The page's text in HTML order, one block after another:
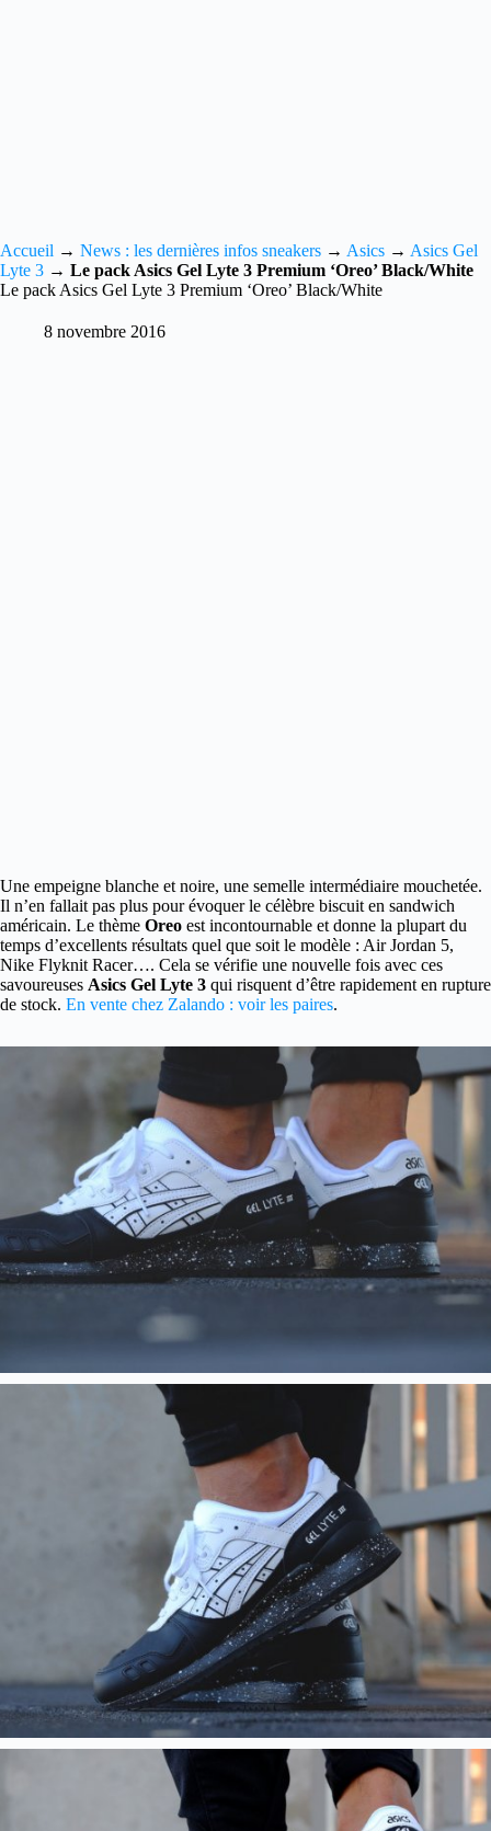
Accueil → News : les dernières infos sneakers → Asics → Asics Gel
Lyte 3 → Le pack Asics Gel Lyte 3 Premium ‘Oreo’ Black/White
Le pack Asics Gel Lyte 3 Premium ‘Oreo’ Black/White
8 novembre 2016
Une empeigne blanche et noire, une semelle intermédiaire mouchetée.
Il n’en fallait pas plus pour évoquer le célèbre biscuit en sandwich
américain. Le thème Oreo est incontournable et donne la plupart du
temps d’excellents résultats quel que soit le modèle : Air Jordan 5,
Nike Flyknit Racer…. Cela se vérifie une nouvelle fois avec ces
savoureuses Asics Gel Lyte 3 qui risquent d’être rapidement en rupture
de stock. En vente chez Zalando : voir les paires.